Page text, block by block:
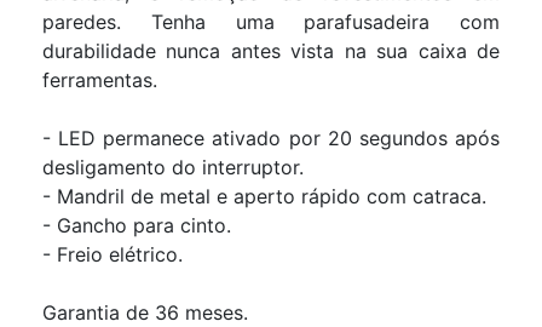
paredes. Tenha uma parafusadeira com
durabilidade nunca antes vista na sua caixa de
ferramentas.
- LED permanece ativado por 20 segundos após
desligamento do interruptor.
- Mandril de metal e aperto rápido com catraca.
- Gancho para cinto.
- Freio elétrico.
Garantia de 36 meses.